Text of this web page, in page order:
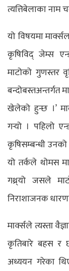
त्यत्तिबेलाका नाम
यो विषयमा
कृषिविद् जेम्स
माटोको गुणस्तर
बन्दोबस्तअन्तर्गत
खेलेको हुन्छ ।’
गर्‍यो । पहिलो
कृषिसम्बन्धी
यो तर्कले थोमस
गथ्र्यो जसले
निराशाजनक
मार्क्सले त्यस्ता
कृतिबारे बहस र
अध्ययन गरेका